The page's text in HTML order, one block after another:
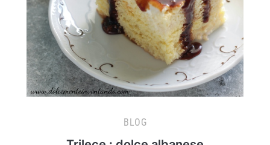
BLOG